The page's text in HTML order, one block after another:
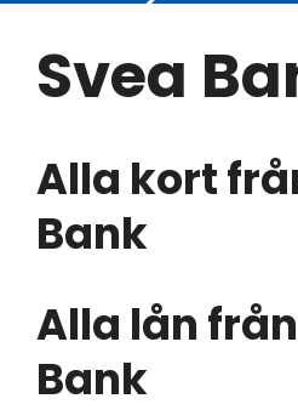
Svea
Alla kort
Bank
Alla lån
Bank